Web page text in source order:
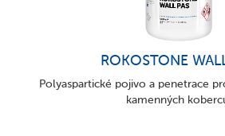
ROKOSTONE
Polyaspartické pojivo a penetrace
kamenných